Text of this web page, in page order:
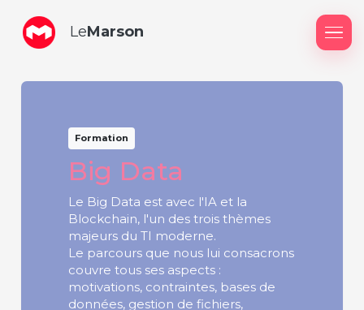
LeMarson
Formation
Big Data
Le Big Data est avec l'IA et la
Blockchain, l'un des trois thèmes
majeurs du TI moderne.
Le parcours que nous lui consacrons
couvre tous ses aspects :
motivations, contraintes, bases de
données, gestion de fichiers,